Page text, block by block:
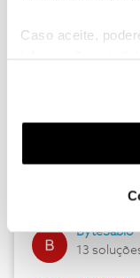
Caso aceite,
funcionalidades
funcionalidade) e
(cookies de
utilização dos
Hall of
17
ByteSábio
13